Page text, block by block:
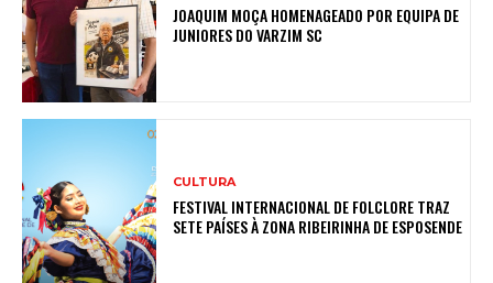
JOAQUIM MOÇA HOMENAGEADO POR EQUIPA DE
JUNIORES DO VARZIM SC
CULTURA
FESTIVAL INTERNACIONAL DE FOLCLORE TRAZ
SETE PAÍSES À ZONA RIBEIRINHA DE ESPOSENDE